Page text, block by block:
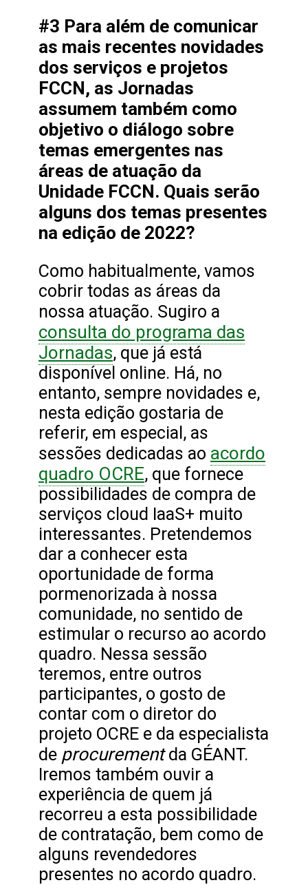
#3 Para além de comunicar
as mais recentes novidades
dos serviços e projetos
FCCN, as Jornadas
assumem também como
objetivo o diálogo sobre
temas emergentes nas
áreas de atuação da
Unidade FCCN. Quais serão
alguns dos temas presentes
na edição de 2022?
Como habitualmente, vamos
cobrir todas as áreas da
nossa atuação. Sugiro a
consulta do programa das
Jornadas, que já está
disponível online. Há, no
entanto, sempre novidades e,
nesta edição gostaria de
referir, em especial, as
sessões dedicadas ao acordo
quadro OCRE, que fornece
possibilidades de compra de
serviços cloud IaaS+ muito
interessantes. Pretendemos
dar a conhecer esta
oportunidade de forma
pormenorizada à nossa
comunidade, no sentido de
estimular o recurso ao acordo
quadro. Nessa sessão
teremos, entre outros
participantes, o gosto de
contar com o diretor do
projeto OCRE e da especialista
de procurementda GÉANT.
Iremos também ouvir a
experiência de quem já
recorreu a esta possibilidade
de contratação, bem como de
alguns revendedores
presentes no acordo quadro.